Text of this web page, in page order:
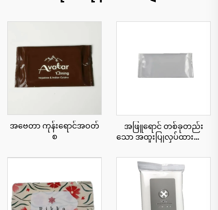
အဗေတာ ကုန်းရောင်အဝတ်
စ
အဖြူရောင် တစ်ခုတည်း
သော အထူးပြုလုပ်ထားသော